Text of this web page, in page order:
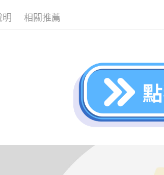
明 相關推薦